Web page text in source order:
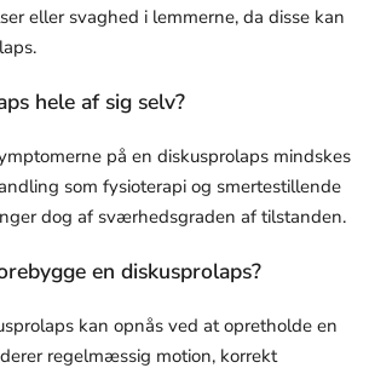
eller svaghed i lemmerne, da disse kan
hele af sig selv?
på en diskusprolaps mindskes
som fysioterapi og smertestillende
dog af sværhedsgraden af tilstanden.
en diskusprolaps?
kan opnås ved at opretholde en
regelmæssig motion, korrekt